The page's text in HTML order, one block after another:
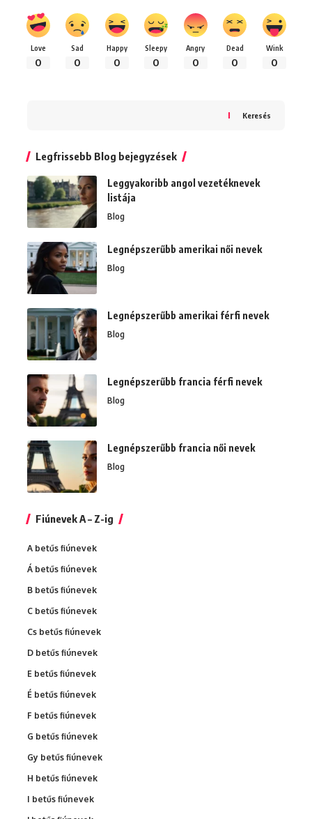
Love
0
Sad
0
Happy
0
Sleepy
0
Angry
0
Dead
0
Wink
0
Keresés
Legfrissebb Blog bejegyzések
Leggyakoribb angol vezetéknevek
listája
Blog
Legnépszerűbb amerikai női nevek
Blog
Legnépszerűbb amerikai férfi nevek
Blog
Legnépszerűbb francia férfi nevek
Blog
Legnépszerűbb francia női nevek
Blog
Fiúnevek A – Z-ig
A betűs fiúnevek
Á betűs fiúnevek
B betűs fiúnevek
C betűs fiúnevek
Cs betűs fiúnevek
D betűs fiúnevek
E betűs fiúnevek
É betűs fiúnevek
F betűs fiúnevek
G betűs fiúnevek
Gy betűs fiúnevek
H betűs fiúnevek
I betűs fiúnevek